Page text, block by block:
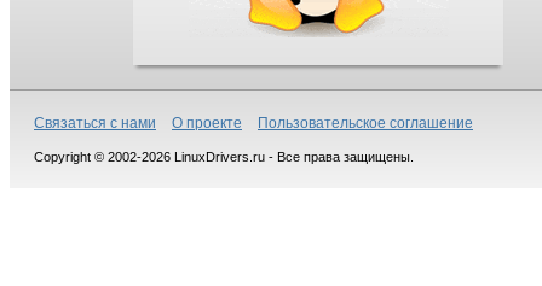
Связаться с нами О проекте Пользовательское соглашение
Copyright © 2002-2026 LinuxDrivers.ru - Все права защищены.